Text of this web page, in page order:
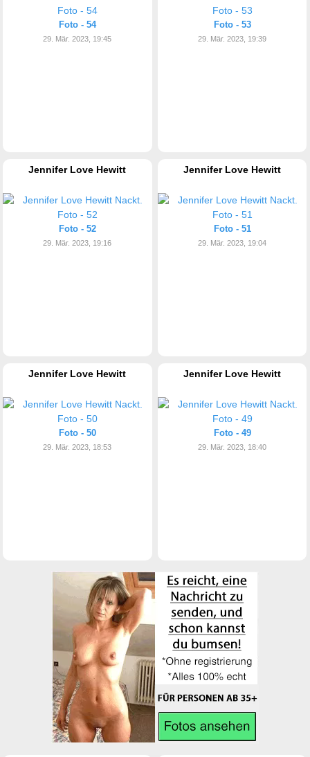
Foto - 54
29. Mär. 2023, 19:45
Foto - 53
29. Mär. 2023, 19:39
Jennifer Love Hewitt
Foto - 52
29. Mär. 2023, 19:16
Jennifer Love Hewitt
Foto - 51
29. Mär. 2023, 19:04
Jennifer Love Hewitt
Foto - 50
29. Mär. 2023, 18:53
Jennifer Love Hewitt
Foto - 49
29. Mär. 2023, 18:40